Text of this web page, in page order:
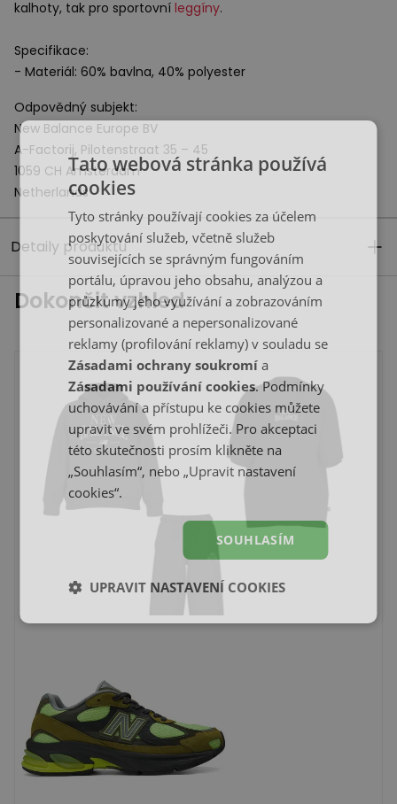
kalhoty, tak pro sportovní leggíny.
Specifikace:
- Materiál: 60% bavlna, 40% polyester
Odpovědný subjekt:
New Balance Europe BV
A-Factorij, Pilotenstraat 35 – 45
1059 CH Amsterdam
Netherlands
Detaily produktu
Dokončit vzhled
Tato webová stránka používá
cookies
Tyto stránky používají cookies za účelem
poskytování služeb, včetně služeb
souvisejících se správným fungováním
portálu, úpravou jeho obsahu, analýzou a
průzkumy jeho využívání a zobrazováním
personalizované a nepersonalizované
reklamy (profilování reklamy) v souladu se
Zásadami ochrany soukromí a
Zásadami používání cookies. Podmínky
uchovávání a přístupu ke cookies můžete
upravit ve svém prohlížeči. Pro akceptaci
této skutečnosti prosím klikněte na
„Souhlasím“, nebo „Upravit nastavení
cookies“.
SOUHLASÍM
UPRAVIT NASTAVENÍ COOKIES